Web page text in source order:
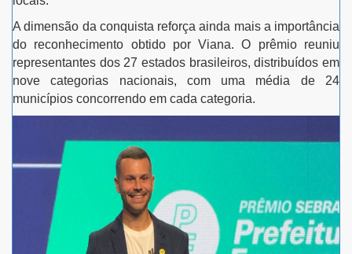
A dimensão da conquista reforça ainda mais a importância
do reconhecimento obtido por Viana. O prêmio reuniu
representantes dos 27 estados brasileiros, distribuídos em
nove categorias nacionais, com uma média de 24
municípios concorrendo em cada categoria.